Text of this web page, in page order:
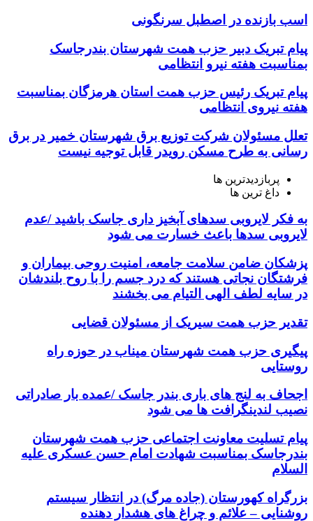
اسب بازنده در اصطبل سرنگونی
پیام تبریک دبیر حزب همت شهرستان بندرجاسک
بمناسبت هفته نیرو انتظامی
پیام تبریک رئیس حزب همت استان هرمزگان بمناسبت
هفته نیروی انتظامی
تعلل مسئولان شرکت توزیع برق شهرستان خمیر در برق
رسانی به طرح مسکن رویدر قابل توجیه نیست
پربازدیدترین ها
داغ ترین ها
به فکر لایروبی سدهای آبخیز داری جاسک باشید /عدم
لایروبی سدها باعث خسارت می شود
پزشکان ضامن سلامت جامعه، امنیت روحی بیماران و
فرشتگان نجاتی هستند که درد جسم را با روح بلندشان
در سایه لطف الهی التیام می بخشند
تقدیر حزب همت سیریک از مسئولان قضایی
پیگیری حزب همت شهرستان میناب در حوزه راه
روستایی
اجحاف به لنج های باری بندر جاسک /عمده بار صادراتی
نصیب لندینگرافت ها می شود
پیام تسلیت معاونت اجتماعی حزب همت شهرستان
بندرجاسک بمناسبت شهادت امام حسن عسکری علیه
السلام
بزرگراه کهورستان (جاده مرگ) در انتظار سیستم
روشنایی – علائم و چراغ های هشدار دهنده